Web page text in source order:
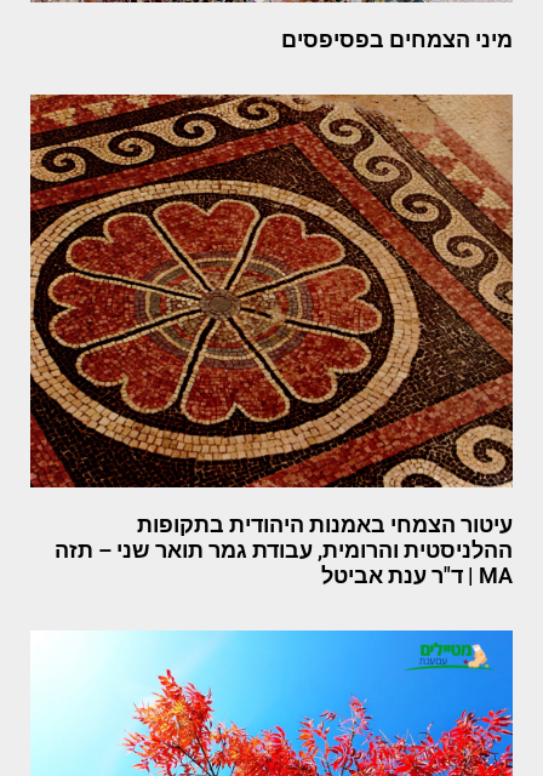
מיני הצמחים בפסיפסים
עיטור הצמחי באמנות היהודית בתקופות
ההלניסטית והרומית, עבודת גמר תואר שני – תזה
MA | ד"ר ענת אביטל